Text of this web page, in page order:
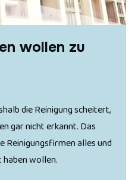
wollen zu
die Reinigung scheitert,
gar nicht erkannt. Das
Reinigungsfirmen alles und
haben wollen.